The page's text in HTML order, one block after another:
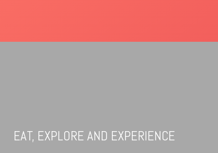
EAT, EXPLORE AND EXPERIENCE